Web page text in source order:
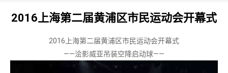
2016上海第二届黄浦区市民运动会开幕式
2016上海第二届黄浦区市民运动会开幕式
——浍影威亚吊装空降启动球——